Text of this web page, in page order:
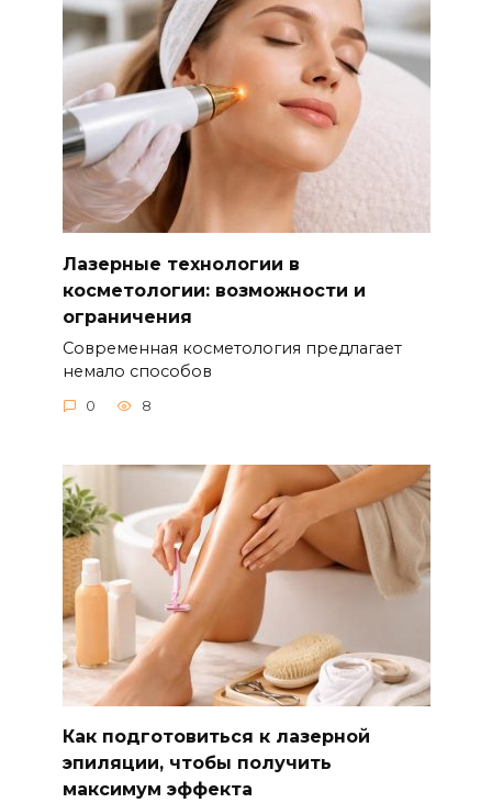
Лазерные технологии в
косметологии: возможности и
ограничения
Современная косметология предлагает
немало способов
0 8
Как подготовиться к лазерной
эпиляции, чтобы получить
максимум эффекта